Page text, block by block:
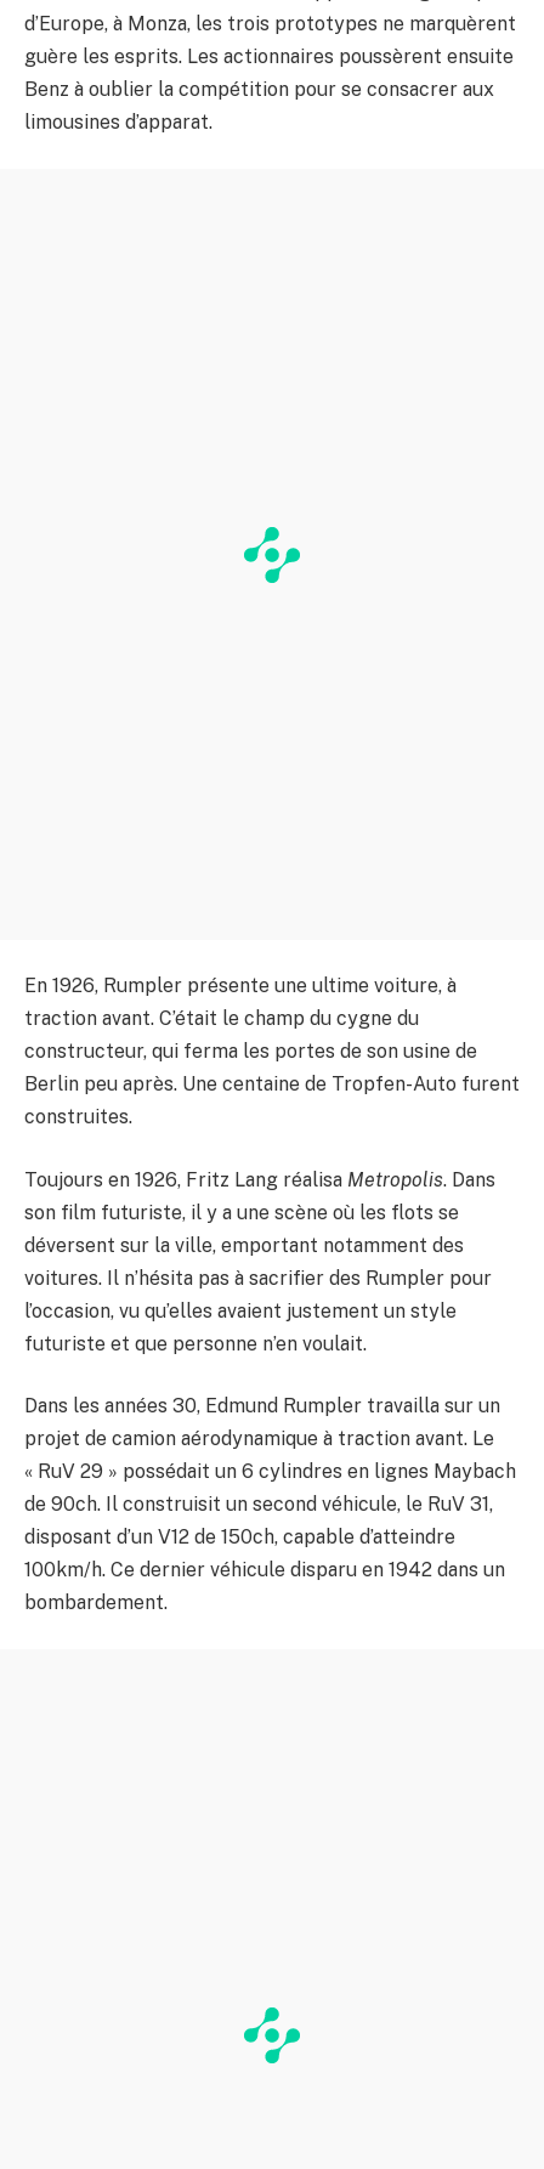
d’Europe, à Monza, les trois prototypes ne marquèrent
guère les esprits. Les actionnaires poussèrent ensuite
Benz à oublier la compétition pour se consacrer aux
limousines d’apparat.
En 1926, Rumpler présente une ultime voiture, à
traction avant. C’était le champ du cygne du
constructeur, qui ferma les portes de son usine de
Berlin peu après. Une centaine de Tropfen-Auto furent
construites.
Toujours en 1926, Fritz Lang réalisa Metropolis. Dans
son film futuriste, il y a une scène où les flots se
déversent sur la ville, emportant notamment des
voitures. Il n’hésita pas à sacrifier des Rumpler pour
l’occasion, vu qu’elles avaient justement un style
futuriste et que personne n’en voulait.
Dans les années 30, Edmund Rumpler travailla sur un
projet de camion aérodynamique à traction avant. Le
« RuV 29 » possédait un 6 cylindres en lignes Maybach
de 90ch. Il construisit un second véhicule, le RuV 31,
disposant d’un V12 de 150ch, capable d’atteindre
100km/h. Ce dernier véhicule disparu en 1942 dans un
bombardement.